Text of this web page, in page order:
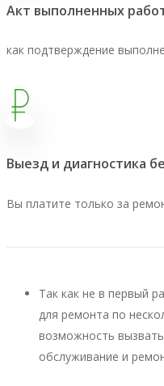
Акт выполненных
как подтверждение
Выезд и диагностика
Вы платите только за
Так как не в первый
для ремонта по
возможность
обслуживание и